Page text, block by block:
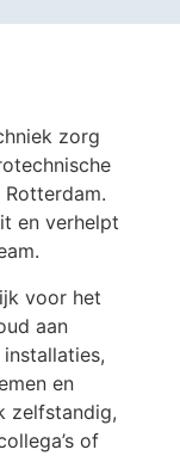
zorg
en verhelpt
voor het
aan
en
zelfstandig,
of